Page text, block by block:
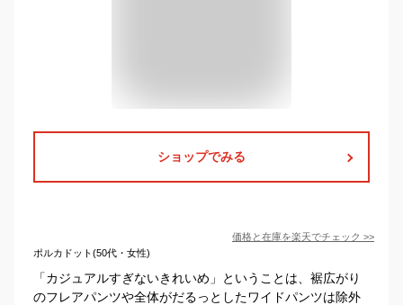
ショップでみる
価格と在庫を楽天でチェック >>
ポルカドット(50代・女性)
「カジュアルすぎないきれいめ」ということは、裾広がり
のフレアパンツや全体がだるっとしたワイドパンツは除外